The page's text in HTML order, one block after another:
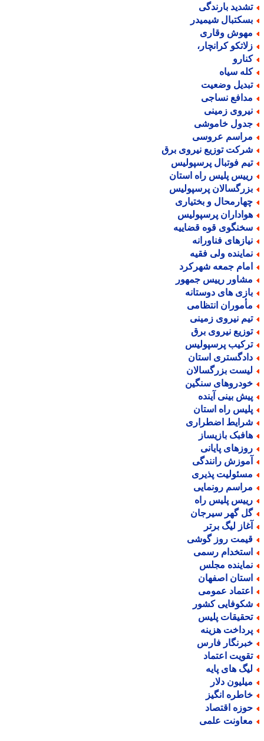
بارندگی
شیمیدر
وقاری
کرانچار،
سیاه
وضعیت
نساجی
زمینی
خاموشی
عروسی
توزیع نیروی برق
فوتبال پرسپولیس
پلیس راه استان
پرسپولیس
و بختیاری
پرسپولیس
قوه قضاییه
فناورانه
ولی فقیه
جمعه شهرکرد
رییس جمهور
های دوستانه
انتظامی
نیروی زمینی
نیروی برق
پرسپولیس
استان
بزرگسالان
سنگین
بینی آینده
راه استان
اضطراری
بازیساز
پایانی
رانندگی
پذیری
رونمایی
پلیس راه
گهر سیرجان
لیگ برتر
روز گوشی
رسمی
مجلس
اصفهان
عمومی
کشور
پلیس
هزینه
فارس
اعتماد
های پایه
دلار
انگیز
اقتصاد
علمی